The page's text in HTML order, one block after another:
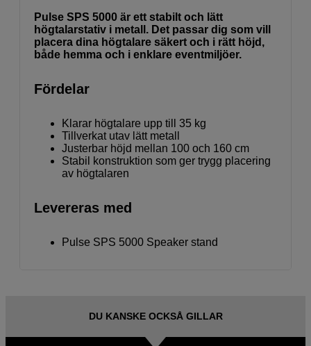
Pulse SPS 5000 är ett stabilt och lätt
högtalarstativ i metall. Det passar dig som vill
placera dina högtalare säkert och i rätt höjd,
både hemma och i enklare eventmiljöer.
Fördelar
Klarar högtalare upp till 35 kg
Tillverkat utav lätt metall
Justerbar höjd mellan 100 och 160 cm
Stabil konstruktion som ger trygg placering
av högtalaren
Levereras med
Pulse SPS 5000 Speaker stand
DU KANSKE OCKSÅ GILLAR